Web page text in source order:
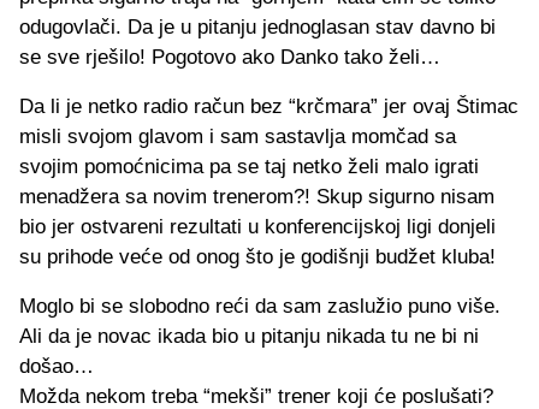
odugovlači. Da je u pitanju jednoglasan stav davno bi
se sve rješilo! Pogotovo ako Danko tako želi…
Da li je netko radio račun bez “krčmara” jer ovaj Štimac
misli svojom glavom i sam sastavlja momčad sa
svojim pomoćnicima pa se taj netko želi malo igrati
menadžera sa novim trenerom?! Skup sigurno nisam
bio jer ostvareni rezultati u konferencijskoj ligi donjeli
su prihode veće od onog što je godišnji budžet kluba!
Moglo bi se slobodno reći da sam zaslužio puno više.
Ali da je novac ikada bio u pitanju nikada tu ne bi ni
došao…
Možda nekom treba “mekši” trener koji će poslušati?